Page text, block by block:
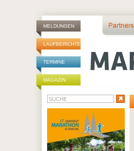
MELDUNGEN
LAUFBERICHTE
TERMINE
MAGAZIN